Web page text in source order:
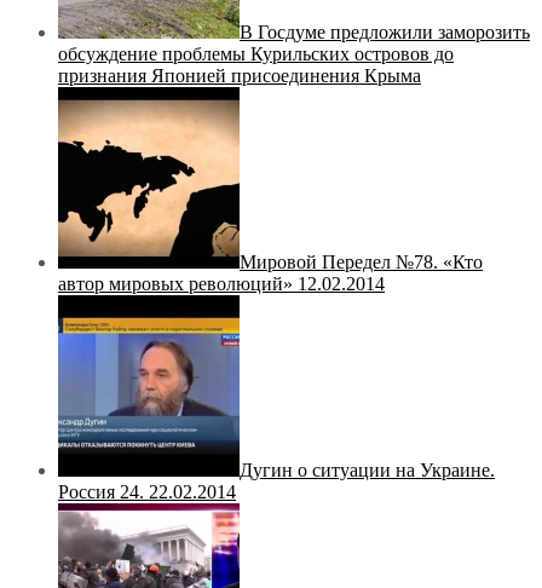
В Госдуме предложили заморозить
обсуждение проблемы Курильских островов до
признания Японией присоединения Крыма
Мировой Передел №78. «Кто
автор мировых революций» 12.02.2014
Дугин о ситуации на Украине.
Россия 24. 22.02.2014